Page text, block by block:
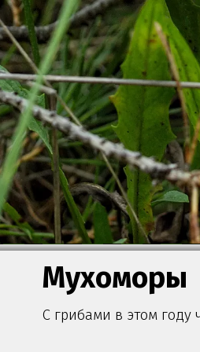
Мухоморы
С грибами в этом году